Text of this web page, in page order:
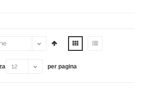
per pagina